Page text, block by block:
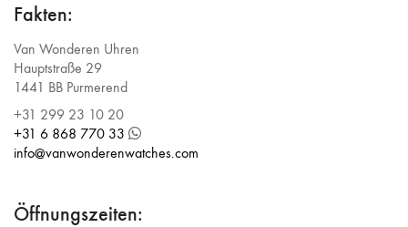
Fakten:
Van Wonderen Uhren
Hauptstraße 29
1441 BB Purmerend
+31 299 23 10 20
+31 6 868 770 33
info@vanwonderenwatches.com
Öffnungszeiten: